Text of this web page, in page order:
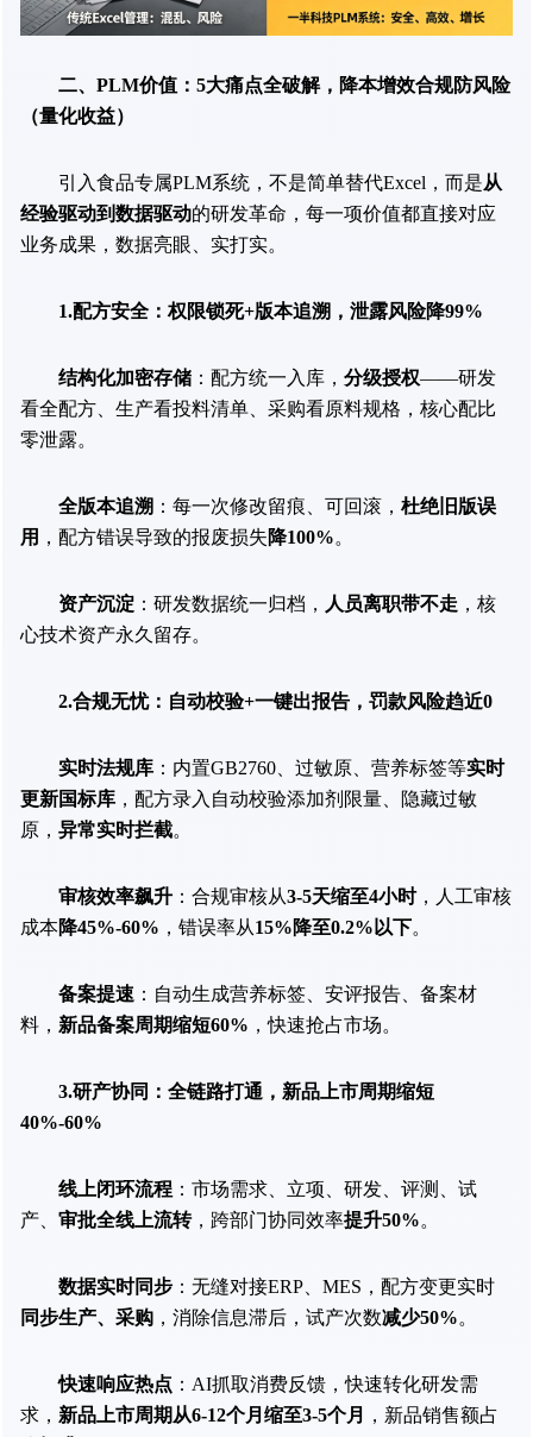
二、PLM价值：5大痛点全破解，降本增效合规防风险
（量化收益）
引入食品专属PLM系统，不是简单替代Excel，而是从
经验驱动到数据驱动的研发革命，每一项价值都直接对应
业务成果，数据亮眼、实打实。
1.配方安全：权限锁死+版本追溯，泄露风险降99%
结构化加密存储 ：配方统一入库， 分级授权——研发
看全配方、生产看投料清单、采购看原料规格，核心配比
零泄露。
全版本追溯 ：每一次修改留痕、可回滚， 杜绝旧版误
用 ，配方错误导致的报废损失降100%。
资产沉淀 ：研发数据统一归档， 人员离职带不走 ，核
心技术资产永久留存。
2.合规无忧：自动校验+一键出报告，罚款风险趋近0
实时法规库 ：内置GB2760、过敏原、营养标签等实时
更新国标库 ，配方录入自动校验添加剂限量、隐藏过敏
原， 异常实时拦截。
审核效率飙升 ：合规审核从3-5天缩至4小时，人工审核
成本降45%-60% ，错误率从15%降至0.2%以下。
备案提速 ：自动生成营养标签、安评报告、备案材
料， 新品备案周期缩短60% ，快速抢占市场。
3.研产协同：全链路打通，新品上市周期缩短
40%-60%
线上闭环流程 ：市场需求、立项、研发、评测、试
产、 审批全线上流转，跨部门协同效率提升50%。
数据实时同步 ：无缝对接ERP、MES，配方变更实时
同步生产、采购 ，消除信息滞后，试产次数减少50%。
快速响应热点 ：AI抓取消费反馈，快速转化研发需
求， 新品上市周期从6-12个月缩至3-5个月
，新品销售额占